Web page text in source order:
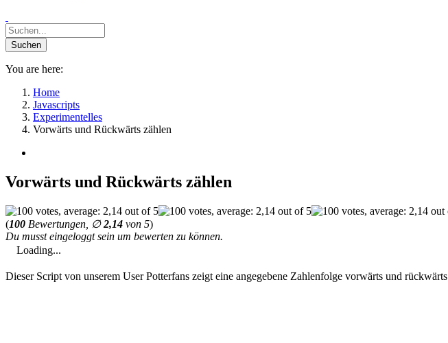
You are here:
Home
Javascripts
Experimentelles
Vorwärts und Rückwärts zählen
Vorwärts und Rückwärts zählen
(100 Bewertungen, ∅2,14 von 5)
Du musst eingeloggt sein um bewerten zu können.
Loading...
Dieser Script von unserem User Potterfans zeigt eine angegebene Zahlenfolge vorwärts und rückwärts